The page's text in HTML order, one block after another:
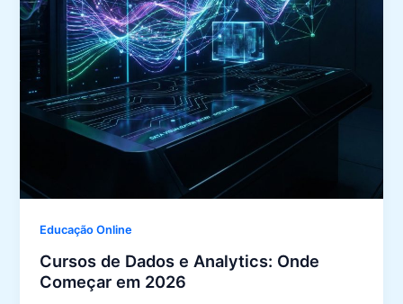
Educação Online
Cursos de Dados e Analytics: Onde
Começar em 2026